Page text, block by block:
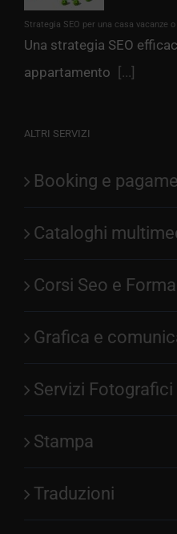
Strategia SEO per una casa vacanze
Una strategia SEO
appartamento
[...]
ALTRI SERVIZI
Booking e
Cataloghi
Corsi Seo e
Grafica e
Servizi Fotografici
Stampa
Traduzioni